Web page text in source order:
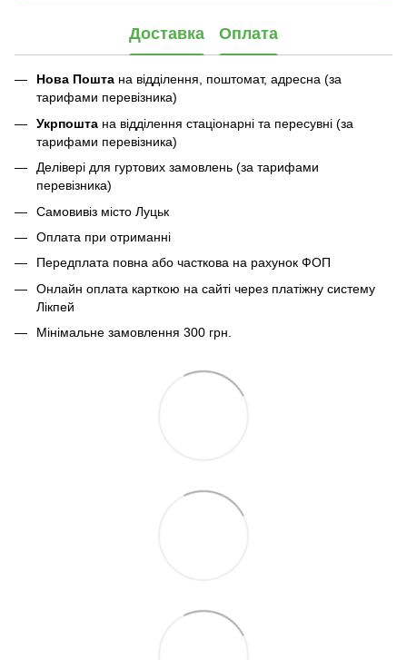
Доставка Оплата
Нова Пошта на відділення, поштомат, адресна (за
тарифами перевізника)
Укрпошта на відділення стаціонарні та пересувні (за
тарифами перевізника)
Делівері для гуртових замовлень (за тарифами
перевізника)
Самовивіз місто Луцьк
Оплата при отриманні
Передплата повна або часткова на рахунок ФОП
Онлайн оплата карткою на сайті через платіжну систему
Лікпей
Мінімальне замовлення 300 грн.